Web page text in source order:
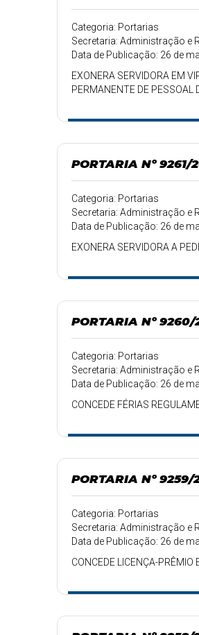
Categoria: Portarias
Secretaria: Administração e
Data de Publicação: 26 de
EXONERA SERVIDORA EM
PERMANENTE DE PESSOAL
PORTARIA Nº 9261/
Categoria: Portarias
Secretaria: Administração e
Data de Publicação: 26 de
EXONERA SERVIDORA A
PORTARIA Nº 9260/
Categoria: Portarias
Secretaria: Administração e
Data de Publicação: 26 de
CONCEDE FÉRIAS
PORTARIA Nº 9259/
Categoria: Portarias
Secretaria: Administração e
Data de Publicação: 26 de
CONCEDE LICENÇA-PRÊMIO